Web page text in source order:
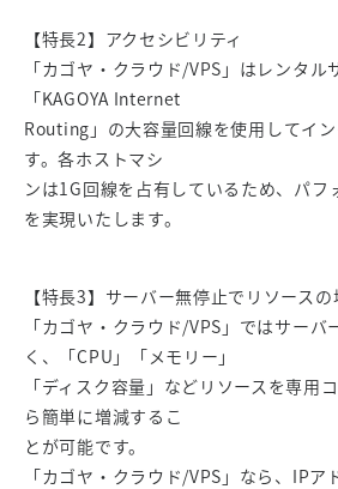
【特長2】アクセシビリティ
「カゴヤ・クラウド/VPS」はレンタル
「KAGOYA Internet
Routing」の大容量回線を使用してイ
す。各ホストマシ
ンは1G回線を占有しているため、パフ
を実現いたします。
【特長3】サーバー無停止でリソース
「カゴヤ・クラウド/VPS」ではサーバ
く、「CPU」「メモリー」
「ディスク容量」などリソースを専用
ら簡単に増減するこ
とが可能です。
「カゴヤ・クラウド/VPS」なら、IPア